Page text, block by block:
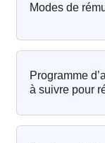
Modes de
Programme
à suivre pour